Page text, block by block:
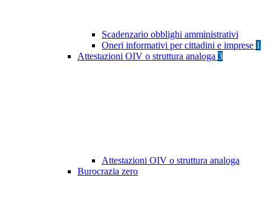
Scadenzario obblighi amministrativi
Oneri informativi per cittadini e imprese 1
Attestazioni OIV o struttura analoga 3
Attestazioni OIV o struttura analoga
Burocrazia zero